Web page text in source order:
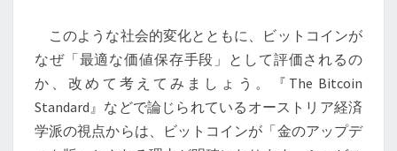
学
か
ら
見
る
このような社会的変化とともに、ビットコインが
なぜ「最適な価値保存手段」として評価されるの
か、改めて考えてみましょう。『The Bitcoin
Standard』などで論じられているオーストリア経済
学派の視点からは、ビットコインが「金のアップデ